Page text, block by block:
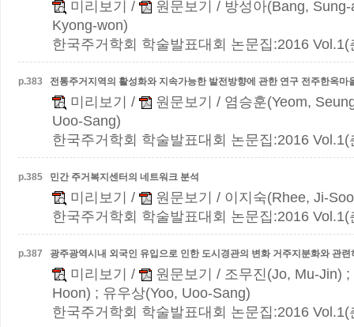
미리보기 / 원문보기
/ 방성아(Bang,
Kyong-won)
한국주거학회 학술발표대회 논문집:2016
p.383 전통주거지역의 활성화와 지속가능한 발전방향에 관한 연구 전주한옥마
미리보기 / 원문보기
/ 염승훈(Yeom,
Uoo-Sang)
한국주거학회 학술발표대회 논문집:2016
p.385 민간 주거복지센터의 네트워크 분석
미리보기 / 원문보기
/ 이지숙(Rhee, Ji-
한국주거학회 학술발표대회 논문집:2016
p.387 광주광역시내 외국인 유입으로 인한 도시경관의 변화 거주지분화와 관련
미리보기 / 원문보기
/ 조무진(Jo, Mu-Jin)
Hoon) ; 유우상(Yoo, Uoo-Sang)
한국주거학회 학술발표대회 논문집:2016